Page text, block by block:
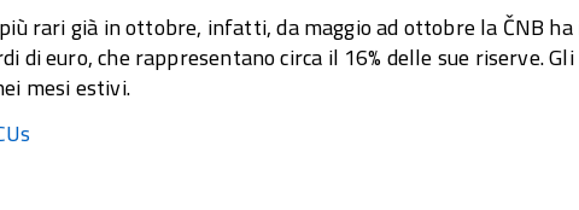
rari già in ottobre, infatti, da maggio ad ottobre la ČNB
di euro, che rappresentano circa il 16% delle sue riserve.
mesi estivi.